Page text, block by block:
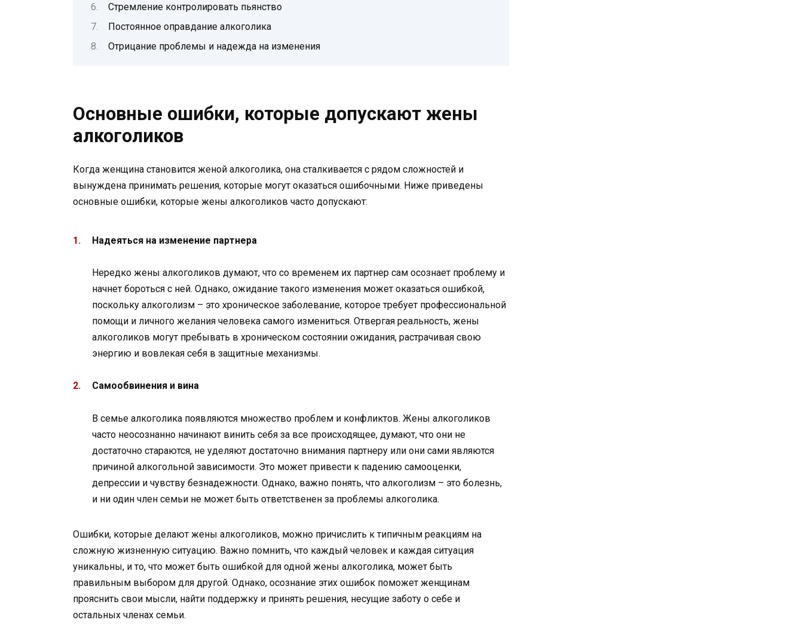
Стремление контролировать пьянство
Постоянное оправдание алкоголика
Отрицание проблемы и надежда на изменения
Основные ошибки, которые допускают жены
алкоголиков
Когда женщина становится женой алкоголика, она сталкивается с рядом сложностей и
вынуждена принимать решения, которые могут оказаться ошибочными. Ниже приведены
основные ошибки, которые жены алкоголиков часто допускают:
Надеяться на изменение партнера
Нередко жены алкоголиков думают, что со временем их партнер сам осознает проблему и
начнет бороться с ней. Однако, ожидание такого изменения может оказаться ошибкой,
поскольку алкоголизм – это хроническое заболевание, которое требует профессиональной
помощи и личного желания человека самого измениться. Отвергая реальность, жены
алкоголиков могут пребывать в хроническом состоянии ожидания, растрачивая свою
энергию и вовлекая себя в защитные механизмы.
Самообвинения и вина
В семье алкоголика появляются множество проблем и конфликтов. Жены алкоголиков
часто неосознанно начинают винить себя за все происходящее, думают, что они не
достаточно стараются, не уделяют достаточно внимания партнеру или они сами являются
причиной алкогольной зависимости. Это может привести к падению самооценки,
депрессии и чувству безнадежности. Однако, важно понять, что алкоголизм – это болезнь,
и ни один член семьи не может быть ответственен за проблемы алкоголика.
Ошибки, которые делают жены алкоголиков, можно причислить к типичным реакциям на
сложную жизненную ситуацию. Важно помнить, что каждый человек и каждая ситуация
уникальны, и то, что может быть ошибкой для одной жены алкоголика, может быть
правильным выбором для другой. Однако, осознание этих ошибок поможет женщинам
прояснить свои мысли, найти поддержку и принять решения, несущие заботу о себе и
остальных членах семьи.